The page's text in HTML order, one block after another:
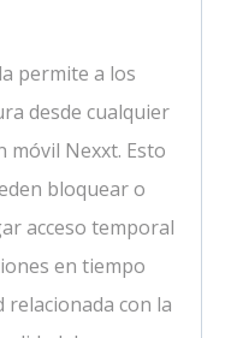
permite a los
desde cualquier
móvil Nexxt. Esto
bloquear o
acceso temporal
en tiempo
relacionada con la